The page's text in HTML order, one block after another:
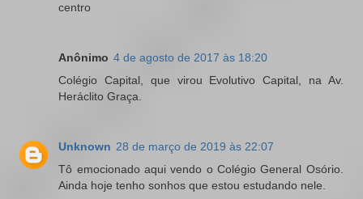
centro
Anônimo 4 de agosto de 2017 às 18:20
Colégio Capital, que virou Evolutivo Capital, na Av.
Heráclito Graça.
Unknown 28 de março de 2019 às 22:07
Tô emocionado aqui vendo o Colégio General Osório.
Ainda hoje tenho sonhos que estou estudando nele.